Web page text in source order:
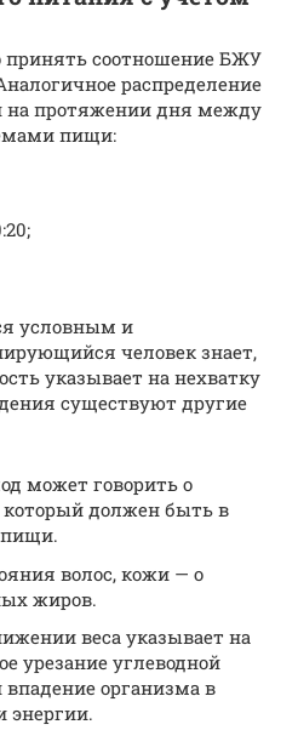
соотношение БЖУ
распределение
на протяжении дня между
пищи:
условным и
человек знает,
указывает на нехватку
существуют другие
может говорить о
который должен быть в
волос, кожи — о
жиров.
веса указывает на
урезание углеводной
организма в
энергии.